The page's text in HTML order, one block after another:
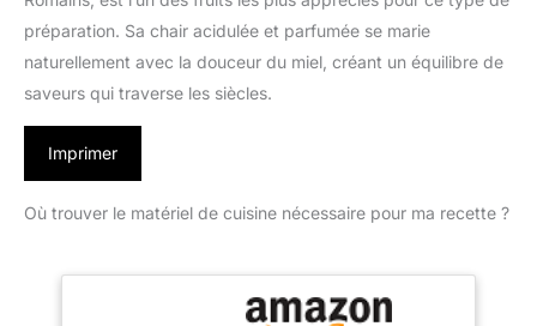
préparation. Sa chair acidulée et parfumée se marie
naturellement avec la douceur du miel, créant un équilibre de
saveurs qui traverse les siècles.
Imprimer
Où trouver le matériel de cuisine nécessaire pour ma recette ?